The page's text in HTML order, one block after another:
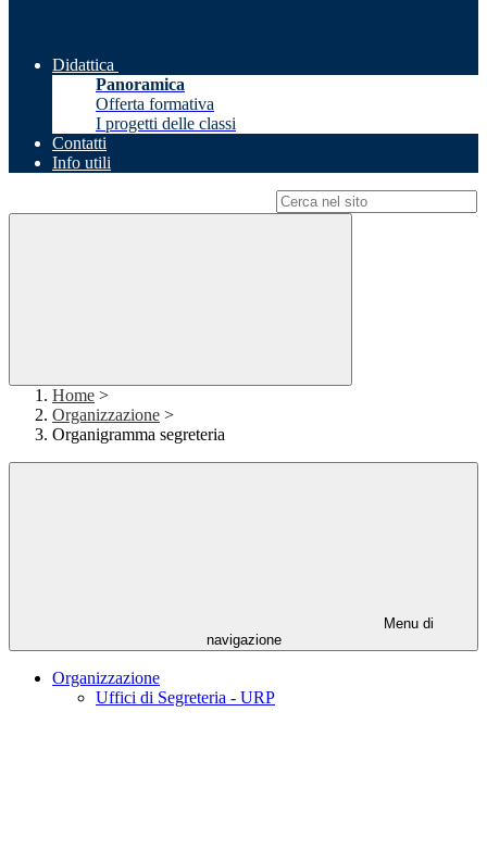
Didattica
Panoramica
Offerta formativa
I progetti delle classi
Contatti
Info utili
Home >
Organizzazione >
Organigramma segreteria
Menu di
navigazione
Organizzazione
Uffici di Segreteria - URP